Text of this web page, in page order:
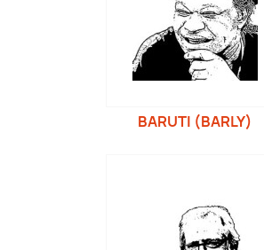
BARUTI (BARLY)